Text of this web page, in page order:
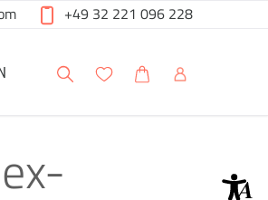
+49 32 221 096 228
Suche Meine Wunschliste
WarenkorbMein Account